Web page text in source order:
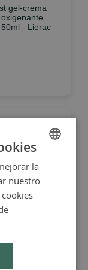
gel-crema
- Lierac
Contorno de
Lierac
SPANISH
ENGLISH
la
nuestro